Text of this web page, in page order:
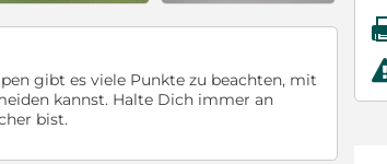
gibt es viele Punkte zu beachten, mit
kannst. Halte Dich immer an
bist.